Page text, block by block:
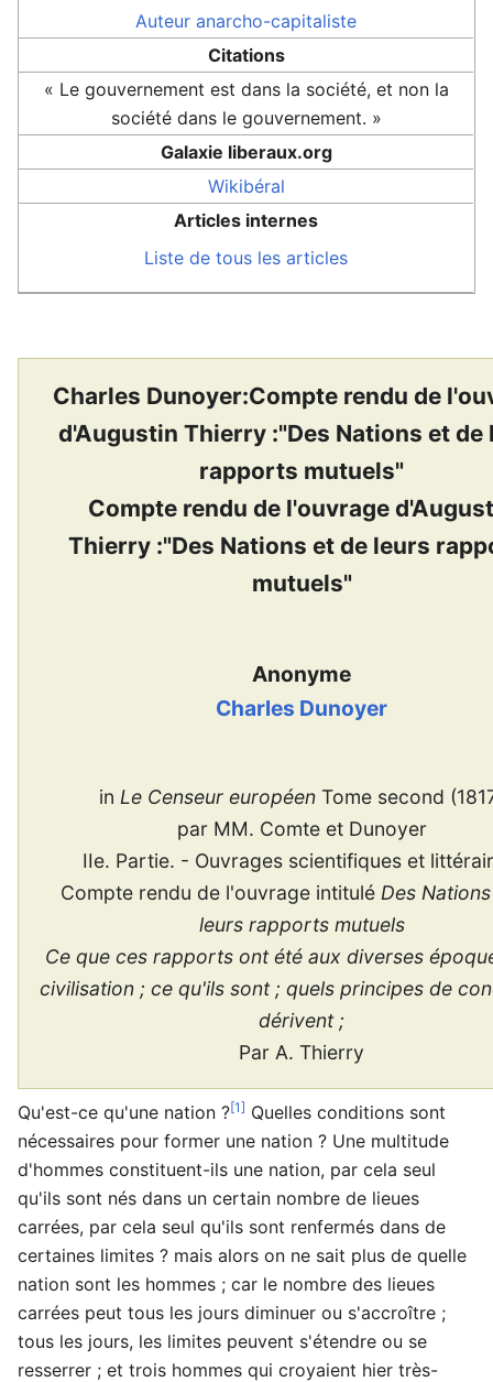
Auteur anarcho-capitaliste
Citations
« Le gouvernement est dans la société, et non la
société dans le gouvernement. »
Galaxie liberaux.org
Wikibéral
Articles internes
Liste de tous les articles
Charles Dunoyer:Compte rendu de
d'Augustin Thierry :"Des Nations et de
rapports mutuels"
Compte rendu de l'ouvrage
Thierry :"Des Nations et de leurs
mutuels"
Anonyme
Charles Dunoyer
inLe Censeur européen Tome second
par MM. Comte et Dunoyer
IIe. Partie. - Ouvrages scientifiques et
Compte rendu de l'ouvrage intituléDes
leurs rapports mutuels
Ce que ces rapports ont été aux diverses
civilisation ; ce qu'ils sont ; quels principes de
dérivent ;
Par A. Thierry
Qu'est-ce qu'une nation ?[1] Quelles conditions sont
nécessaires pour former une nation ? Une multitude
d'hommes constituent-ils une nation, par cela seul
qu'ils sont nés dans un certain nombre de lieues
carrées, par cela seul qu'ils sont renfermés dans de
certaines limites ? mais alors on ne sait plus de quelle
nation sont les hommes ; car le nombre des lieues
carrées peut tous les jours diminuer ou s'accroître ;
tous les jours, les limites peuvent s'étendre ou se
resserrer ; et trois hommes qui croyaient hier très-